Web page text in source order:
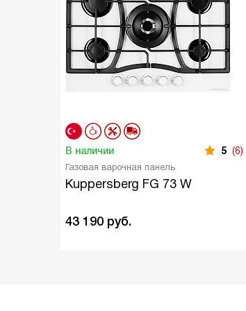
В наличии 5 (6)
Газовая варочная панель
Kuppersberg FG 73 W
43 190 руб.